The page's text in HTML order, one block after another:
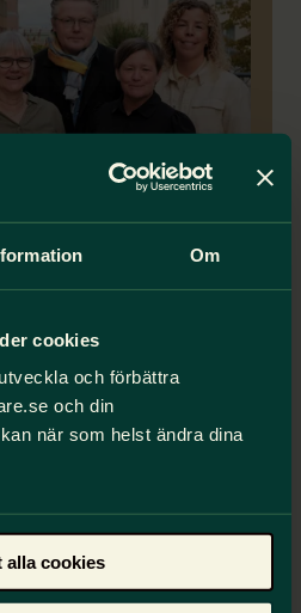
Om
cookies
och förbättra
och din
när som helst ändra dina
alla cookies
råd
för att göra de
frågor. I rådet sitter
forskare.
utmaningar
som lärare ställs
konsekvenser. Ta del